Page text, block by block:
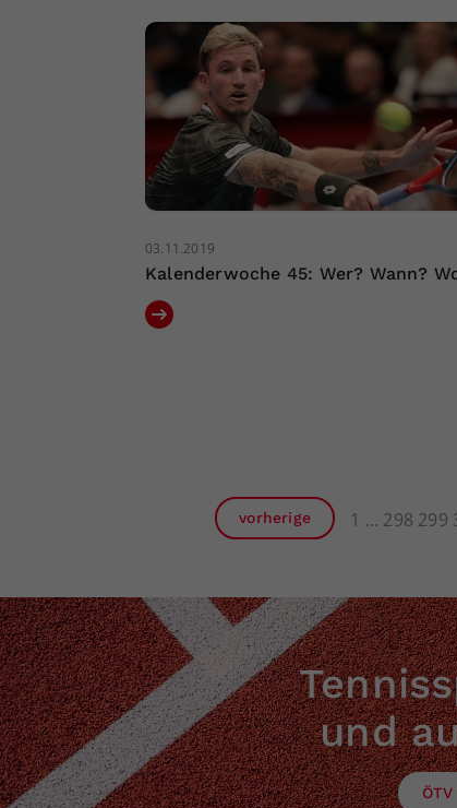
03.11.2019
Kalenderwoche 45: Wer? Wann?
vorherige 1 298 299
und